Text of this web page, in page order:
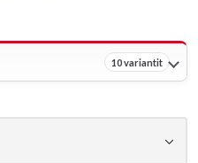
10 variantit